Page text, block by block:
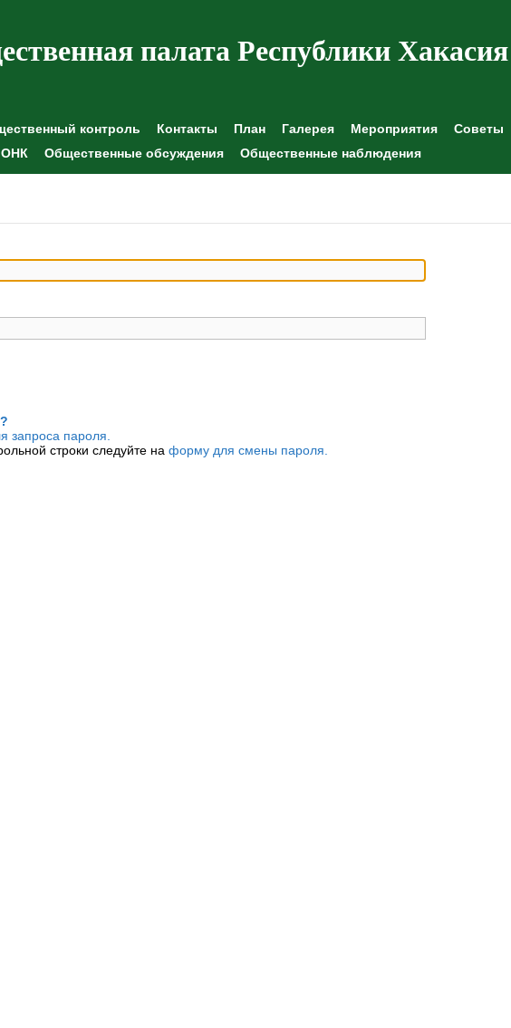
палата Республики Хакасия
контроль Контакты План Галерея Мероприятия Советы
ОНК Общественные обсуждения Общественные наблюдения
запроса пароля.
строки следуйте на форму для смены пароля.